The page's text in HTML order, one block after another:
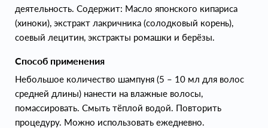
деятельность. Содержит: Масло японского кипариса
(хиноки), экстракт лакричника (солодковый корень),
соевый лецитин, экстракты ромашки и берёзы.
Способ применения
Небольшое количество шампуня (5 – 10 мл для волос
средней длины) нанести на влажные волосы,
помассировать. Смыть тёплой водой. Повторить
процедуру. Можно использовать ежедневно.